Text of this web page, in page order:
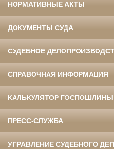
НОРМАТИВНЫЕ АКТЫ
ДОКУМЕНТЫ СУДА
СУДЕБНОЕ
СПРАВОЧНАЯ ИНФОРМАЦИЯ
КАЛЬКУЛЯТОР ГОСПОШЛИНЫ
ПРЕСС-СЛУЖБА
УПРАВЛЕНИЕ СУДЕБНОГО